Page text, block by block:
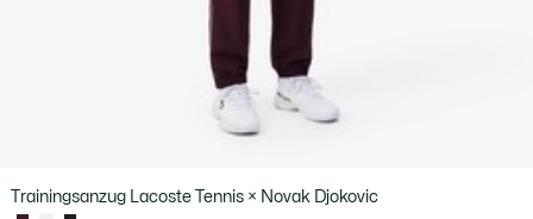
Trainingsanzug Lacoste Tennis × Novak Djokovic